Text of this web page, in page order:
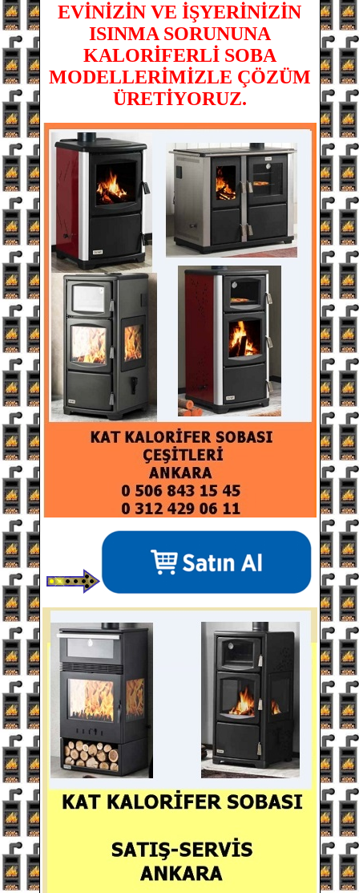
EVİNİZİN VE İŞYERİNİZİN
ISINMA SORUNUNA
KALORİFERLİ SOBA
MODELLERİMİZLE ÇÖZÜM
ÜRETİYORUZ.